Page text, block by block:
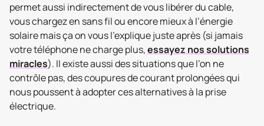
permet aussi indirectement de vous libérer du cable,
vous chargez en sans fil ou encore mieux à l’énergie
solaire mais ça on vous l’explique juste après (si jamais
votre téléphone ne charge plus,essayez nos solutions
miracles). Il existe aussi des situations que l’on ne
contrôle pas, des coupures de courant prolongées qui
nous poussent à adopter ces alternatives à la prise
électrique.